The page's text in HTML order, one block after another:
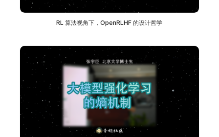
RL 算法视角下，OpenRLHF 的设计哲学